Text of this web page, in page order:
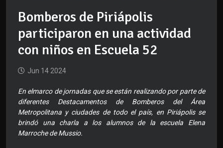
Bomberos de Piriápolis
participaron en una actividad
con niños en Escuela 52
Jun 14 2024
En elmarco de jornadas que se están realizando por parte de
diferentes Destacamentos de Bomberos del Área
Metropolitana y ciudades de todo el país, en Piriápolis se
brindó una charla a los alumnos de la escuela Elena
Marroche de Mussio.